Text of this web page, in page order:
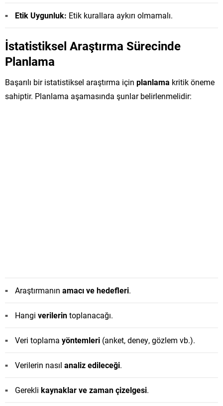
Etik Uygunluk: Etik kurallara aykırı olmamalı.
İstatistiksel Araştırma Sürecinde
Planlama
Başarılı bir istatistiksel araştırma için planlama kritik öneme
sahiptir. Planlama aşamasında şunlar belirlenmelidir:
Araştırmanın amacı ve hedefleri.
Hangi verilerintoplanacağı.
Veri toplama yöntemleri (anket, deney, gözlem vb.).
Verilerin nasıl analiz edileceği.
Gerekli kaynaklar ve zaman çizelgesi.